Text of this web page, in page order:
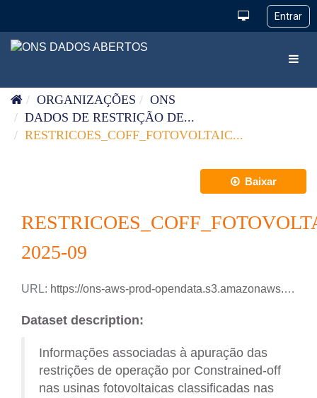
ORGANIZAÇÕES
ONS
DADOS DE RESTRIÇÃO DE...
RESTRICOES_COFF_FOTOVOLTAIC...
Baixar
2025-09
URL: https://ons-aws-prod-opendata.s3.amazonaws.com/dataset/restricao_coff_fotovoltaica_tm/RESTRICAO_COFF_FOTOVOLTAICA_2025_09.xlsx
Dataset description:
Informações associadas à apuração das
restrições de operação por Constrained-off
nas usinas fotovoltaicas classificadas nas